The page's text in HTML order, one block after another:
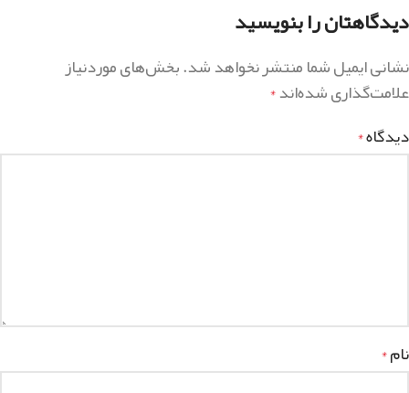
دیدگاهتان را بنویسید
نشانی ایمیل شما منتشر نخواهد شد.بخش‌های موردنیاز
علامت‌گذاری شده‌اند*
دیدگاه*
نام*